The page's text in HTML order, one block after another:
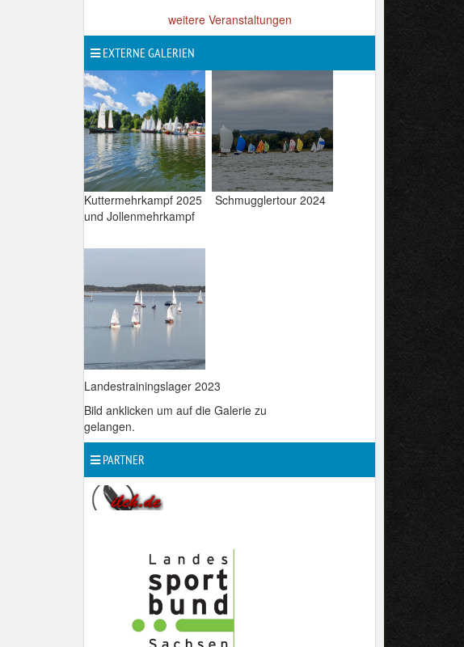
weitere Veranstaltungen
EXTERNE GALERIEN
Kuttermehrkampf 2025 Schmugglertour 2024
und Jollenmehrkampf
Landestrainingslager 2023
Bild anklicken um auf die Galerie zu
gelangen.
PARTNER